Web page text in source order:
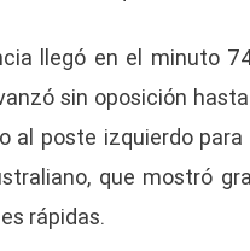
llegó en el minuto
sin oposición
al poste izquierdo
que mostró
rápidas.